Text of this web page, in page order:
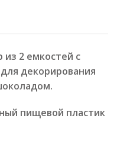
2 емкостей с
декорирования
пищевой пластик